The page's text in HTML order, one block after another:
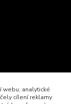
webu, analytické
cílení reklamy